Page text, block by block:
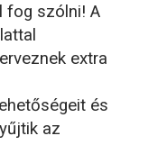
fog szólni! A
extra
és
az